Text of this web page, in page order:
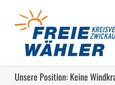
springen
Unsere Position: Keine